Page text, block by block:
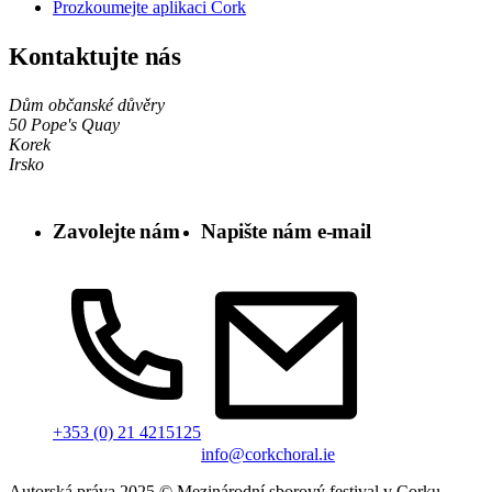
Prozkoumejte aplikaci Cork
Kontaktujte nás
Dům občanské důvěry
50 Pope's Quay
Korek
Irsko
Zavolejte nám
+353 (0) 21 4215125
Napište nám e-mail
info@corkchoral.ie